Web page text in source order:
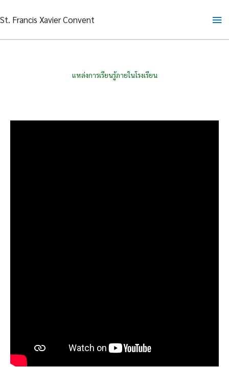
to
St. Francis Xavier Convent
แหล่งการเรียนรู้ภายในโรงเรียน